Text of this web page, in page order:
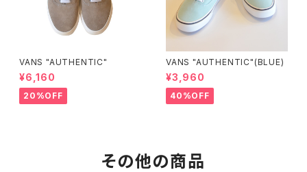
VANS "AUTHENTIC"
¥6,160
20%OFF
VANS "AUTHENTIC"(BLUE)
¥3,960
40%OFF
その他の商品